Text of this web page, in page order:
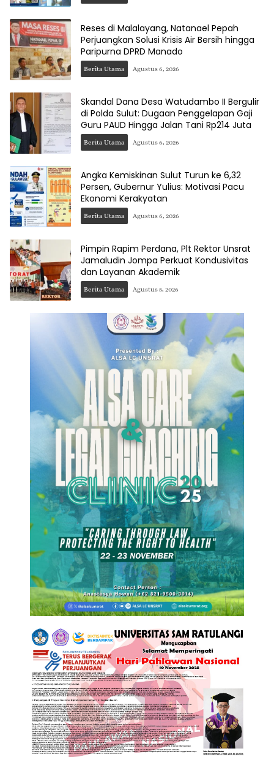
Reses di Malalayang, Natanael Pepah
Perjuangkan Solusi Krisis Air Bersih hingga
Paripurna DPRD Manado
Berita Utama Agustus 6, 2026
Skandal Dana Desa Watudambo II Bergulir
di Polda Sulut: Dugaan Penggelapan Gaji
Guru PAUD Hingga Jalan Tani Rp214 Juta
Berita Utama Agustus 6, 2026
Angka Kemiskinan Sulut Turun ke 6,32
Persen, Gubernur Yulius: Motivasi Pacu
Ekonomi Kerakyatan
Berita Utama Agustus 6, 2026
Pimpin Rapim Perdana, Plt Rektor Unsrat
Jamaludin Jompa Perkuat Kondusivitas
dan Layanan Akademik
Berita Utama Agustus 5, 2026